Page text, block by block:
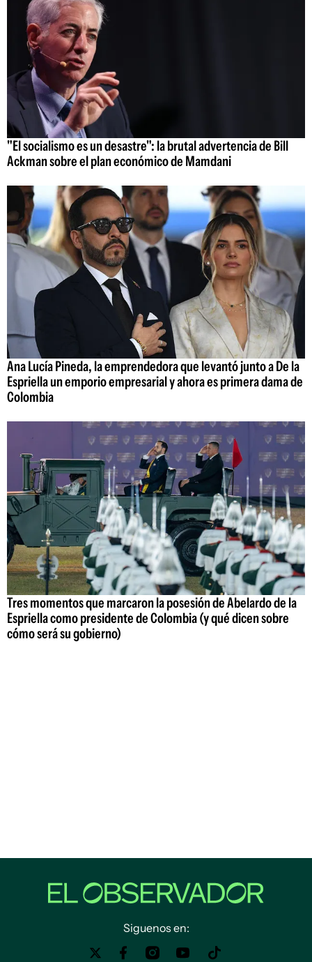
"El socialismo es un desastre": la brutal advertencia de Bill
Ackman sobre el plan económico de Mamdani
Ana Lucía Pineda, la emprendedora que levantó junto a De la
Espriella un emporio empresarial y ahora es primera dama de
Colombia
Tres momentos que marcaron la posesión de Abelardo de la
Espriella como presidente de Colombia (y qué dicen sobre
cómo será su gobierno)
Siguenos en: